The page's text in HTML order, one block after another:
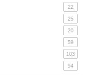
22
25
20
59
103
94